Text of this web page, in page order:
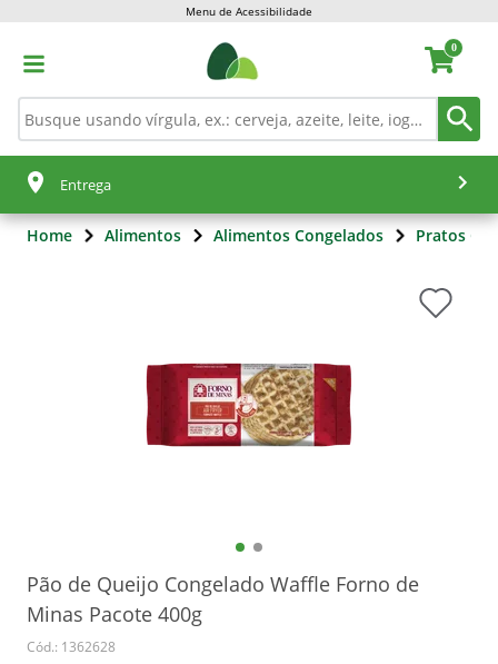
Menu de Acessibilidade
0
Entrega
Home Alimentos Alimentos Congelados Pratos
Pão de Queijo Congelado Waffle Forno de
Minas Pacote 400g
Cód.: 1362628